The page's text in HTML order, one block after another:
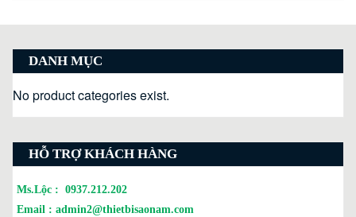
DANH MỤC
No product categories exist.
HỖ TRỢ KHÁCH HÀNG
Ms.Lộc : 0937.212.202
Email : admin2@thietbisaonam.com